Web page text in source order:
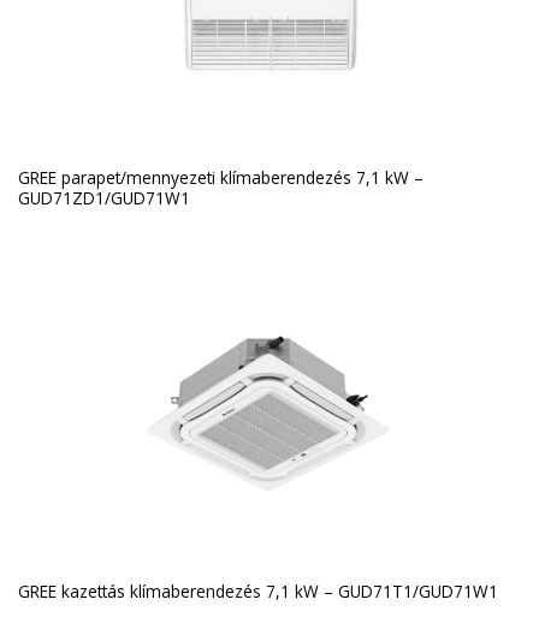
GREE parapet/mennyezeti klímaberendezés 7,1 kW –
GUD71ZD1/GUD71W1
GREE kazettás klímaberendezés 7,1 kW – GUD71T1/GUD71W1